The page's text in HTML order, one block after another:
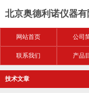
北京奥德利诺仪器有
网站首页 公司
联系我们 产品
技术文章